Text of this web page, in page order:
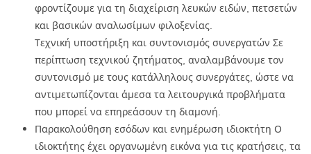
φροντίζουμε για τη διαχείριση λευκών ειδών, πετσετών
και βασικών αναλωσίμων φιλοξενίας.
Τεχνική υποστήριξη και συντονισμός συνεργατών Σε
περίπτωση τεχνικού ζητήματος, αναλαμβάνουμε τον
συντονισμό με τους κατάλληλους συνεργάτες, ώστε να
αντιμετωπίζονται άμεσα τα λειτουργικά προβλήματα
που μπορεί να επηρεάσουν τη διαμονή.
Παρακολούθηση εσόδων και ενημέρωση ιδιοκτήτη Ο
ιδιοκτήτης έχει οργανωμένη εικόνα για τις κρατήσεις, τα